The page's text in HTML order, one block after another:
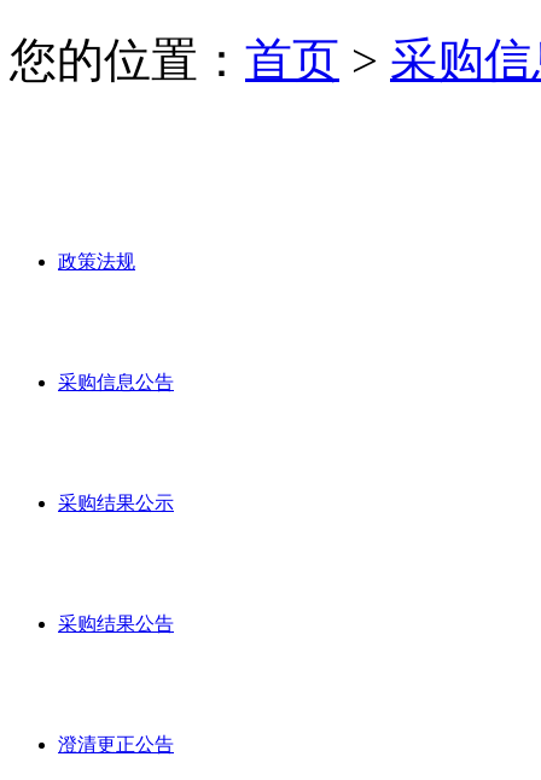
您的位置： 首页 > 采购
政策法规
采购信息公告
采购结果公示
采购结果公告
澄清更正公告